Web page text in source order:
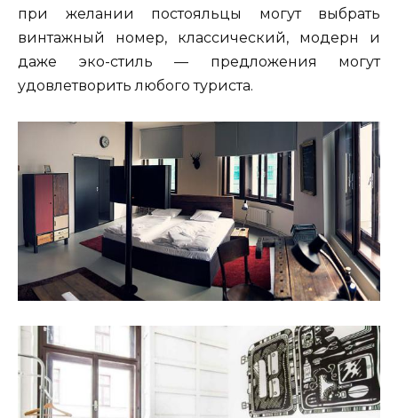
при желании постояльцы могут выбрать
винтажный номер, классический, модерн и
даже эко-стиль — предложения могут
удовлетворить любого туриста.